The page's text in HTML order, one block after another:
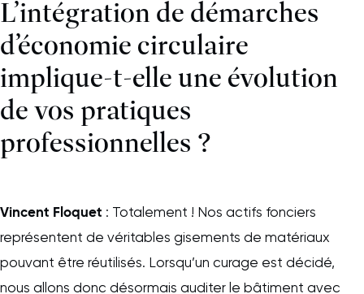
L’intégration de démarches
d’économie circulaire
implique-t-elle une évolution
de vos pratiques
professionnelles ?
Vincent Floquet : Totalement ! Nos actifs fonciers
représentent de véritables gisements de matériaux
pouvant être réutilisés. Lorsqu’un curage est décidé,
nous allons donc désormais auditer le bâtiment avec